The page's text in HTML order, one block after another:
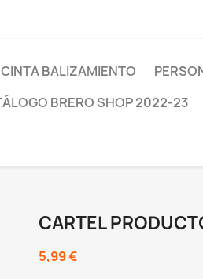
CINTA BALIZAMIENTO
BRERO SHOP 2022-23
CARTEL
5,99 €